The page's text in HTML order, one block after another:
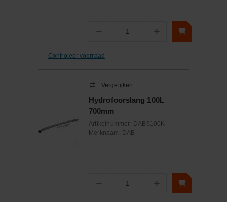
− Aantal +
Controleer voorraad
Vergelijken
Hydrofoorslang 100L
700mm
Artikelnummer: DAB9100K
Merknaam: DAB
− Aantal +